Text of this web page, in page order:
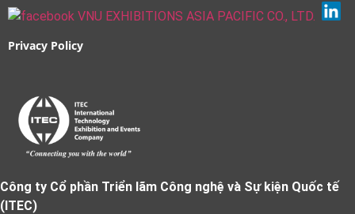
Privacy Policy
Công ty Cổ phần Triển lãm Công nghệ và Sự kiện Quốc tế
(ITEC)